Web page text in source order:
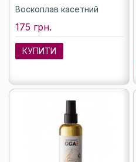
Воскоплав касетний
175 грн.
КУПИТИ